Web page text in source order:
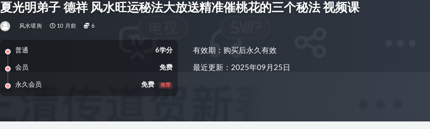
夏光明弟子 德祥 风水旺运秘法大放送精准催桃花的三个秘法 视频课
风水堪舆 10 月前 6
普通 6学分
会员 免费
永久会员 免费 推荐
有效期：购买后永久有效
最近更新：2025年09月25日